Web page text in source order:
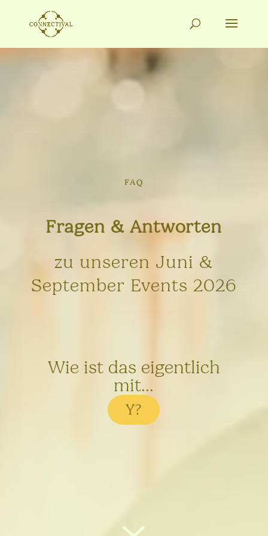
FAQ
Fragen & Antworten
zu unseren Juni &
September Events 2026
Wie ist das eigentlich
mit...
Y?